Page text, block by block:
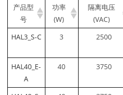
产品型
号
功率
(W)
隔离电压
(VAC)
HAL3_S-C
3 2500
HAL40_E-
A
40 3750